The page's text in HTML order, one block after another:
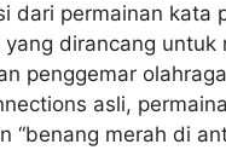
dari permainan kata
yang dirancang untuk
penggemar
asli,
“benang merah di